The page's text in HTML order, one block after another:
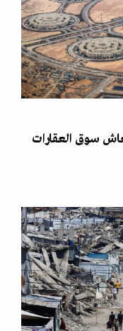
سوق العقارات